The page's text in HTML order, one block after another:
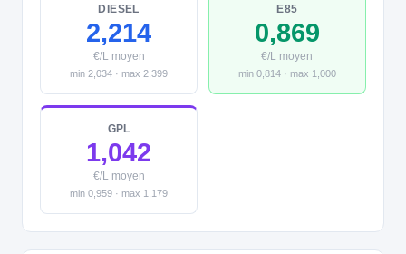
DIESEL
2,214
€/L moyen
min 2,034 · max 2,399
E85
0,869
€/L moyen
min 0,814 · max 1,000
GPL
1,042
€/L moyen
min 0,959 · max 1,179